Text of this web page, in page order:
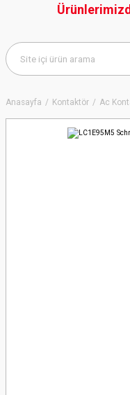
Anasayfa Kontaktör Ac